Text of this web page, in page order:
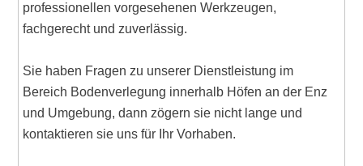
professionellen vorgesehenen Werkzeugen,
fachgerecht und zuverlässig.
Sie haben Fragen zu unserer Dienstleistung im
Bereich Bodenverlegung innerhalb Höfen an der Enz
und Umgebung, dann zögern sie nicht lange und
kontaktieren sie uns für Ihr Vorhaben.